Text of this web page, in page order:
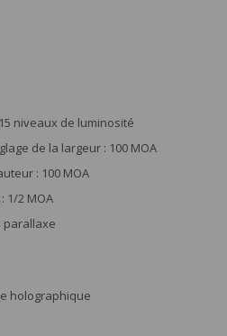
niveaux de luminosité
de la largeur : 100 MOA
: 100 MOA
1/2 MOA
parallaxe
holographique